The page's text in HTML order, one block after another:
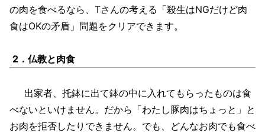
の肉を食べるなら、Tさんの考える「殺生はNGだけど肉
食はOKの矛盾」問題をクリアできます。
2．仏教と肉食
出家者、托鉢に出て鉢の中に入れてもらったものは食
べないといけません。だから「わたし豚肉はちょっと」と
お肉を拒否したりできません。でも、どんなお肉でも食べ